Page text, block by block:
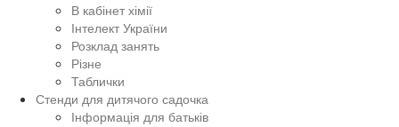
В кабінет хімії
Інтелект України
Розклад занять
Різне
Таблички
Стенди для дитячого садочка
Інформація для батьків